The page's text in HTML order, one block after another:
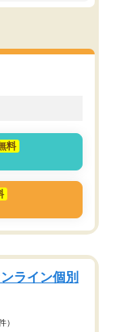
料
ライン個別
）